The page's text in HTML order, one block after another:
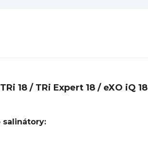
18 / TRi Expert 18 / eXO iQ 18
salinátory: